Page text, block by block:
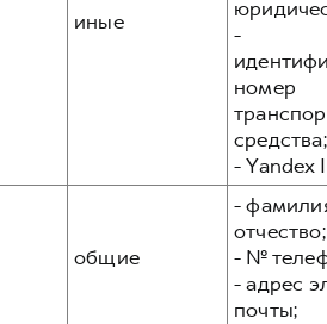
иные
-
номер
средства;
- Yandex
общие
-
отчество;
- №
- адрес
почты;